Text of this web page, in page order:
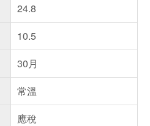
24.8
10.5
30月
常溫
應稅